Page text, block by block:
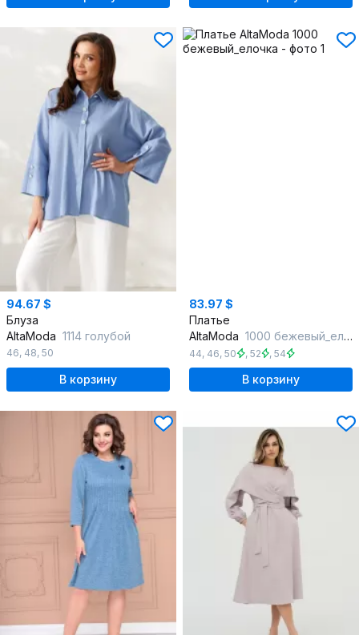
94.67 $
Блуза
AltaModa 1114 голубой
46, 48, 50
В корзину
83.97 $
Платье
AltaModa 1000 бежевый_елочка
44, 46, 50 , 52 , 54
В корзину